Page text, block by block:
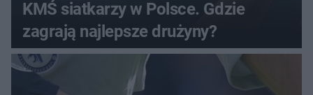
KMŚ siatkarzy w Polsce. Gdzie
zagrają najlepsze drużyny?